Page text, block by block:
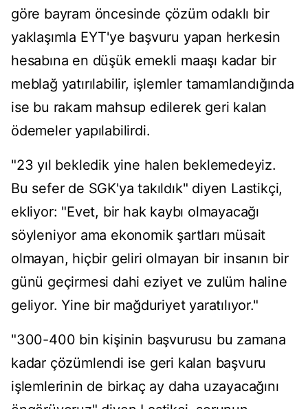
göre bayram öncesinde çözüm odaklı bir
yaklaşımla EYT'ye başvuru yapan herkesin
hesabına en düşük emekli maaşı kadar bir
meblağ yatırılabilir, işlemler tamamlandığında
ise bu rakam mahsup edilerek geri kalan
ödemeler yapılabilirdi.
"23 yıl bekledik yine halen beklemedeyiz.
Bu sefer de SGK'ya takıldık" diyen Lastikçi,
ekliyor: "Evet, bir hak kaybı olmayacağı
söyleniyor ama ekonomik şartları müsait
olmayan, hiçbir geliri olmayan bir insanın bir
günü geçirmesi dahi eziyet ve zulüm haline
geliyor. Yine bir mağduriyet yaratılıyor."
"300-400 bin kişinin başvurusu bu zamana
kadar çözümlendi ise geri kalan başvuru
işlemlerinin de birkaç ay daha uzayacağını